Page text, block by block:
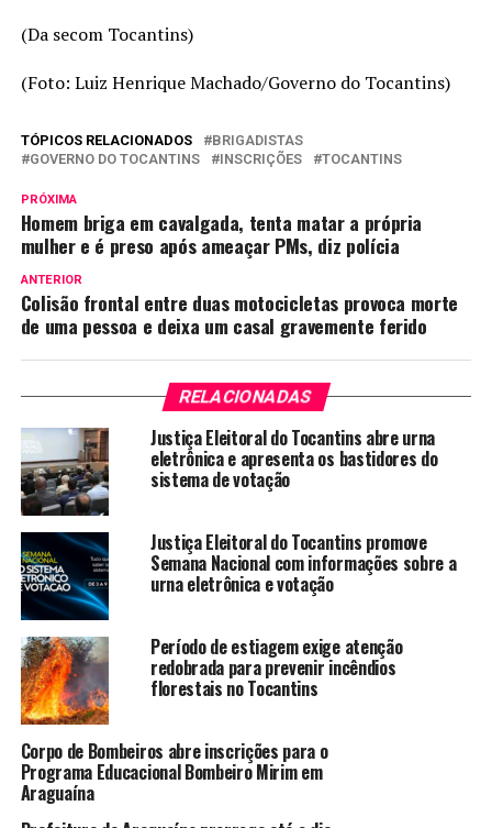
(Da secom Tocantins)
(Foto: Luiz Henrique Machado/Governo do Tocantins)
TÓPICOS RELACIONADOS
BRIGADISTAS
GOVERNO DO TOCANTINS
INSCRIÇÕES TOCANTINS
PRÓXIMA
Homem briga em cavalgada, tenta matar a própria
mulher e é preso após ameaçar PMs, diz polícia
ANTERIOR
Colisão frontal entre duas motocicletas provoca morte
de uma pessoa e deixa um casal gravemente ferido
RELACIONADAS
Justiça Eleitoral do Tocantins abre urna
eletrônica e apresenta os bastidores do
sistema de votação
Justiça Eleitoral do Tocantins promove
Semana Nacional com informações sobre a
urna eletrônica e votação
Período de estiagem exige atenção
redobrada para prevenir incêndios
florestais no Tocantins
Corpo de Bombeiros abre inscrições para o
Programa Educacional Bombeiro Mirim em
Araguaína